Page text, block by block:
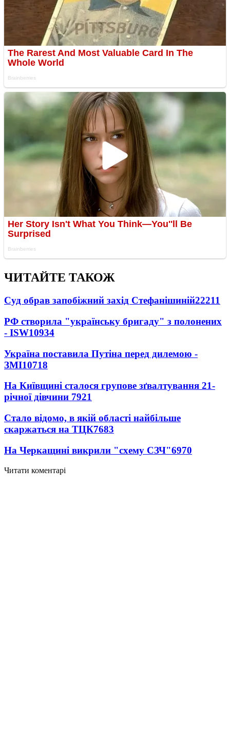
ЧИТАЙТЕ ТАКОЖ
Суд обрав запобіжний захід Стефанішиній22211
РФ створила "українську бригаду" з полонених
- ISW10934
Україна поставила Путіна перед дилемою -
ЗМІ10718
На Київщині сталося групове зґвалтування 21-
річної дівчини 7921
Стало відомо, в якій області найбільше
скаржаться на ТЦК7683
На Черкащині викрили "схему СЗЧ"6970
Читати коментарі